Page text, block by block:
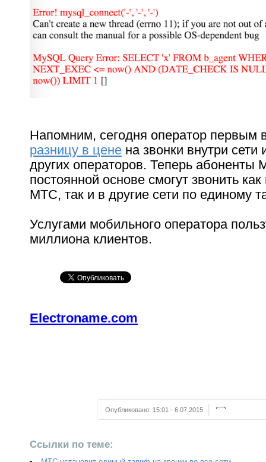
Напомним, сегодня оператор первым
разницу в цене на звонки внутри сети
других операторов. Теперь абоненты
постоянной основе смогут звонить как
МТС, так и в другие сети по единому
Услугами мобильного оператора
миллиона клиентов.
Electroname.com
Опубликовано: 15:01 - 6.07.2015
Ссылки по теме: